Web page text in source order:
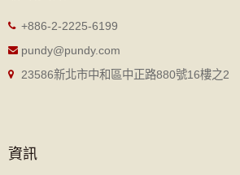
+886-2-2225-6199
pundy@pundy.com
23586新北市中和區中正路880號16樓之2
資訊